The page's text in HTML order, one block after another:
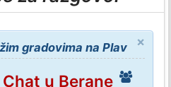
×
gradovima na Plav
Chat u Berane